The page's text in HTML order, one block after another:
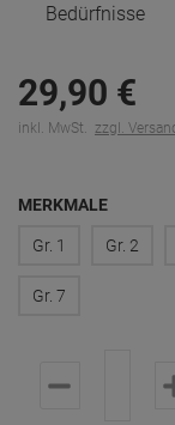
Bedürfnisse
29,90 €
inkl. MwSt. zzgl.
MERKMALE
Gr. 1 Gr. 2
Gr. 7